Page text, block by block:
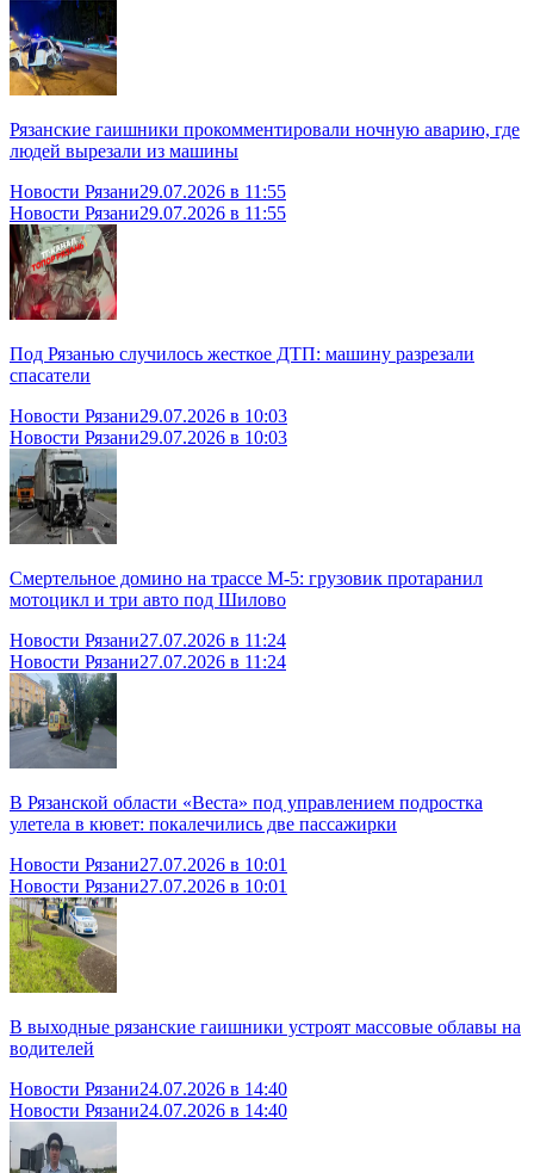
Рязанские гаишники прокомментировали ночную аварию, где
людей вырезали из машины
Новости Рязани29.07.2026 в 11:55
Новости Рязани29.07.2026 в 11:55
Под Рязанью случилось жесткое ДТП: машину разрезали
спасатели
Новости Рязани29.07.2026 в 10:03
Новости Рязани29.07.2026 в 10:03
Смертельное домино на трассе М-5: грузовик протаранил
мотоцикл и три авто под Шилово
Новости Рязани27.07.2026 в 11:24
Новости Рязани27.07.2026 в 11:24
В Рязанской области «Веста» под управлением подростка
улетела в кювет: покалечились две пассажирки
Новости Рязани27.07.2026 в 10:01
Новости Рязани27.07.2026 в 10:01
В выходные рязанские гаишники устроят массовые облавы на
водителей
Новости Рязани24.07.2026 в 14:40
Новости Рязани24.07.2026 в 14:40